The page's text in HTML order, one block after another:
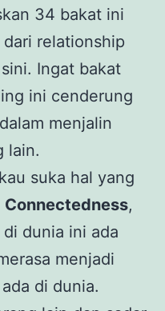
34 bakat ini
relationship
Ingat bakat
ini cenderung
menjalin
lain.
suka hal yang
Connectedness,
dunia ini ada
menjadi
di dunia.